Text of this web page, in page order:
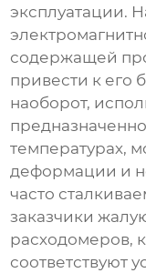
эксплуатации.
содержащей
привести к его
наоборот,
температурах,
деформации и
часто
заказчики
расходомеров,
соответствуют